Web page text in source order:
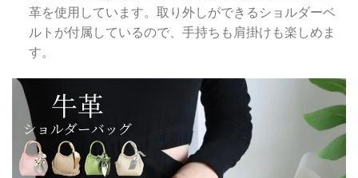
革を使用しています。取り外しができるショルダーベ
ルトが付属しているので、手持ちも肩掛けも楽しめま
す。